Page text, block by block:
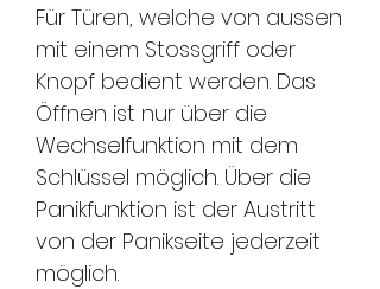
Für Türen, welche von aussen
mit einem Stossgriff oder
Knopf bedient werden. Das
Öffnen ist nur über die
Wechselfunktion mit dem
Schlüssel möglich. Über die
Panikfunktion ist der Austritt
von der Panikseite jederzeit
möglich.